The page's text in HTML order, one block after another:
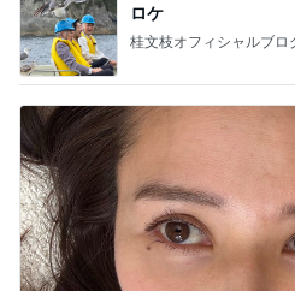
ロケ
桂文枝オフィシャルブロ